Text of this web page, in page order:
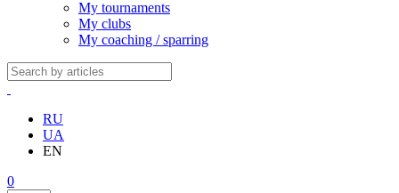
My tournaments
My clubs
My coaching / sparring
RU
UA
EN
0